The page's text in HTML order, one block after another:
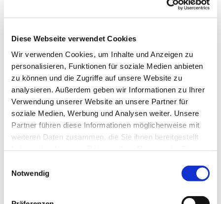
Diese Webseite verwendet Cookies
Wir verwenden Cookies, um Inhalte und Anzeigen zu
personalisieren, Funktionen für soziale Medien anbieten
zu können und die Zugriffe auf unsere Website zu
analysieren. Außerdem geben wir Informationen zu Ihrer
Verwendung unserer Website an unsere Partner für
soziale Medien, Werbung und Analysen weiter. Unsere
Partner führen diese Informationen möglicherweise mit
weiteren Daten zusammen, die Sie ihnen bereitgestellt
Notwendig
ءيجملا لافطألل نكمي .نيبيط سانأ ىلع فرعتلاو كقطن نيسحتو
،ياش كانه .ةيناملألا ةغللا ملعت معد متي ةيلعافتو ةيعادبإ
ةقيرطب .كعم
ةغللا ىهقم فدهي .ةعتمم تاثداحم ءيش لك لبقو – ةريغص
ةفيفخ تابجوو ،ةوهقو
تارود ىلإ ةفاضإلاب ،ةيناملألا ةغللا ملعتب نيمتهملا عيمجل
اًمعد نوكي نأ ىلإ
.جامدنالا وأ ةغللا
Almanca konuşmak ve yeni insanlarla tanışmak mı